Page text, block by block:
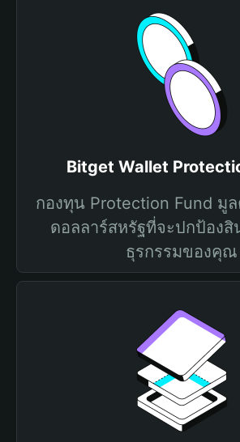
Bitget Wallet
กองทุน Protection Fund มู
ดอลลาร์สหรัฐที่จะปกป้องสิ
ธุรกรรมของคุณ